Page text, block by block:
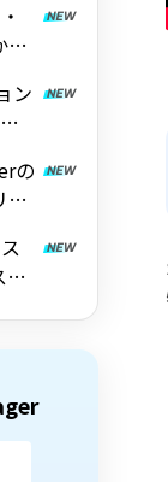
り
ン
の
ッ
キ